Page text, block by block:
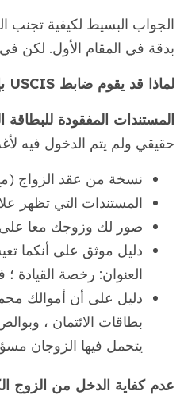
بدقة في المقام الأول. لكن
لماذا قد يقوم ضابط USCIS بإرسال RFE؟
المستندات المفقودة للبطاقة
حقيقي ولم يتم الدخول فيه
نسخة من عقد الزواج (مع
المستندات التي تظهر
صور لك وزوجك معا على
دليل موثق على أنكما
العنوان: رخصة القيادة
دليل على أن أموالك
بطاقات الائتمان ،
يتحمل فيها الزوجان
عدم كفاية الدخل من الزوج